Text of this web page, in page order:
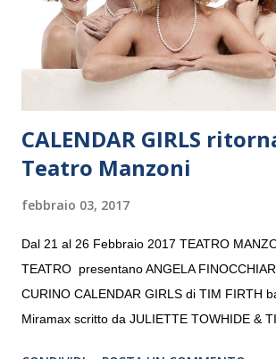
volta. L’orchestra, fondata nel 2008 da
da un prestigioso consiglio di consulent...
CALENDAR GIRLS
Teatro Manzoni
febbraio 03, 2017
Dal 21 al 26 Febbraio 2017 TEATRO
TEATRO presentano ANGELA
CURINO CALENDAR GIRLS di TIM FIRTH
Miramax scritto da JULIETTE TOWHIDE &